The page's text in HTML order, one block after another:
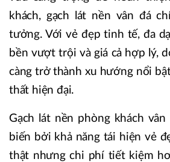
khách, gạch lát nền vân đá
tưởng. Với vẻ đẹp tinh tế, đa
bền vượt trội và giá cả hợp lý,
càng trở thành xu hướng nổi
thất hiện đại.
Gạch lát nền phòng khách vân
biến bởi khả năng tái hiện vẻ
thật nhưng chi phí tiết kiệm